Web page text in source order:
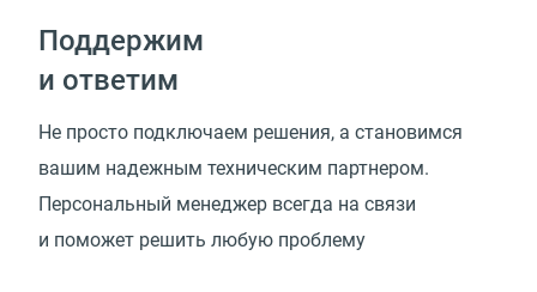
Поддержим
и ответим
Не просто подключаем решения, а становимся
вашим надежным техническим партнером.
Персональный менеджер всегда на связи
и поможет решить любую проблему